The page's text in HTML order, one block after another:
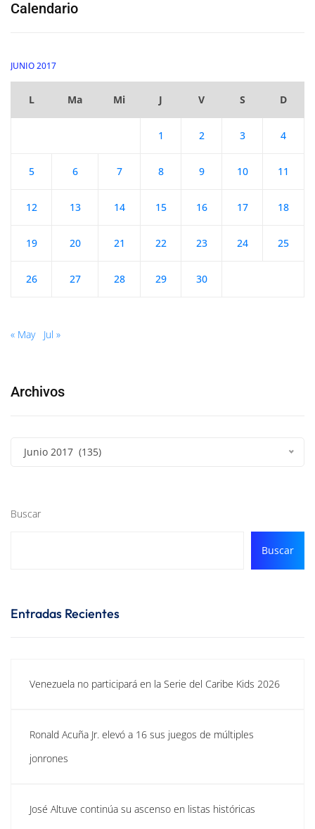
Calendario
JUNIO 2017
L Ma Mi J V S D
1 2 3 4
5 6 7 8 9 10 11
12 13 14 15 16 17 18
19 20 21 22 23 24 25
26 27 28 29 30
« May Jul »
Archivos
Junio 2017 (135)
Buscar
Buscar
Entradas Recientes
Venezuela no participará en la Serie del Caribe Kids 2026
Ronald Acuña Jr. elevó a 16 sus juegos de múltiples
jonrones
José Altuve continúa su ascenso en listas históricas